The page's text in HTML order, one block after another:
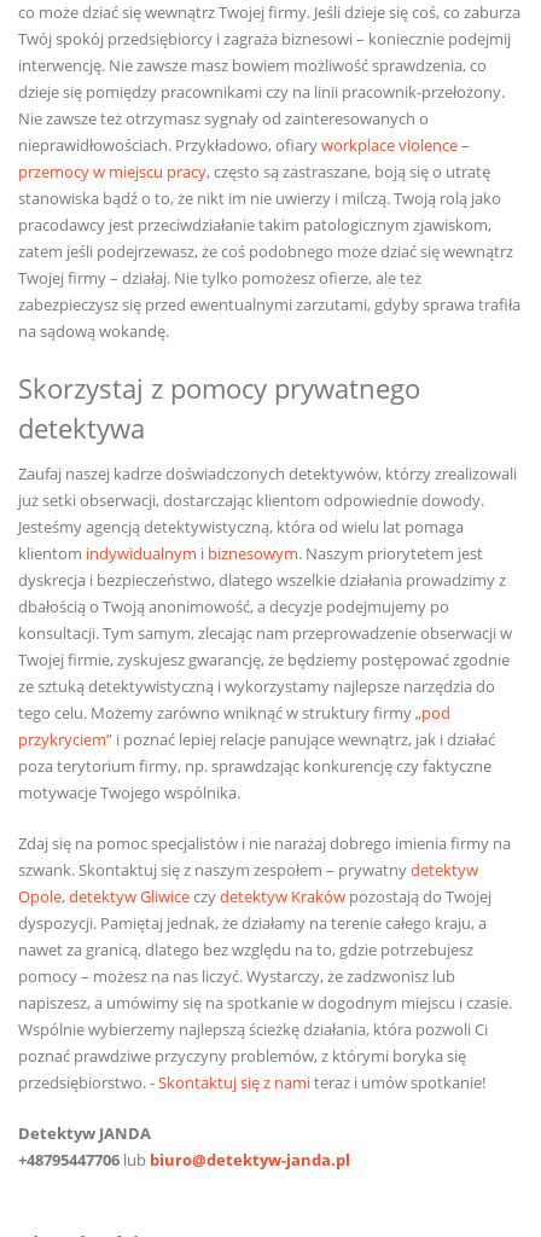
co może dziać się wewnątrz Twojej firmy. Jeśli dzieje się coś, co zaburza
Twój spokój przedsiębiorcy i zagraża biznesowi – koniecznie podejmij
interwencję. Nie zawsze masz bowiem możliwość sprawdzenia, co
dzieje się pomiędzy pracownikami czy na linii pracownik-przełożony.
Nie zawsze też otrzymasz sygnały od zainteresowanych o
nieprawidłowościach. Przykładowo, ofiaryworkplace violence –
przemocy w miejscu pracy, często są zastraszane, boją się o utratę
stanowiska bądź o to, że nikt im nie uwierzy i milczą. Twoją rolą jako
pracodawcy jest przeciwdziałanie takim patologicznym zjawiskom,
zatem jeśli podejrzewasz, że coś podobnego może dziać się wewnątrz
Twojej firmy – działaj. Nie tylko pomożesz ofierze, ale też
zabezpieczysz się przed ewentualnymi zarzutami, gdyby sprawa trafiła
na sądową wokandę.
Skorzystaj z pomocy prywatnego
detektywa
Zaufaj naszej kadrze doświadczonych detektywów, którzy zrealizowali
już setki obserwacji, dostarczając klientom odpowiednie dowody.
Jesteśmy agencją detektywistyczną, która od wielu lat pomaga
klientom indywidualnym i biznesowym. Naszym priorytetem jest
dyskrecja i bezpieczeństwo, dlatego wszelkie działania prowadzimy z
dbałością o Twoją anonimowość, a decyzje podejmujemy po
konsultacji. Tym samym, zlecając nam przeprowadzenie obserwacji w
Twojej firmie, zyskujesz gwarancję, że będziemy postępować zgodnie
ze sztuką detektywistyczną i wykorzystamy najlepsze narzędzia do
tego celu. Możemy zarówno wniknąć w struktury firmy„pod
przykryciem” i poznać lepiej relacje panujące wewnątrz, jak i działać
poza terytorium firmy, np. sprawdzając konkurencję czy faktyczne
motywacje Twojego wspólnika.
Zdaj się na pomoc specjalistów i nie narażaj dobrego imienia firmy na
szwank. Skontaktuj się z naszym zespołem – prywatnydetektyw
Opole,detektyw Gliwiceczydetektyw Kraków pozostają do Twojej
dyspozycji. Pamiętaj jednak, że działamy na terenie całego kraju, a
nawet za granicą, dlatego bez względu na to, gdzie potrzebujesz
pomocy – możesz na nas liczyć. Wystarczy, że zadzwonisz lub
napiszesz, a umówimy się na spotkanie w dogodnym miejscu i czasie.
Wspólnie wybierzemy najlepszą ścieżkę działania, która pozwoli Ci
poznać prawdziwe przyczyny problemów, z którymi boryka się
przedsiębiorstwo. -Skontaktuj się z namiteraz i umów spotkanie!
Detektyw JANDA
+48795447706 lub biuro@detektyw-janda.pl